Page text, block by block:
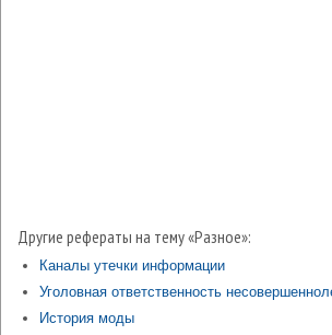
Другие рефераты на тему «Разное»:
Каналы утечки информации
Уголовная ответственность
История моды